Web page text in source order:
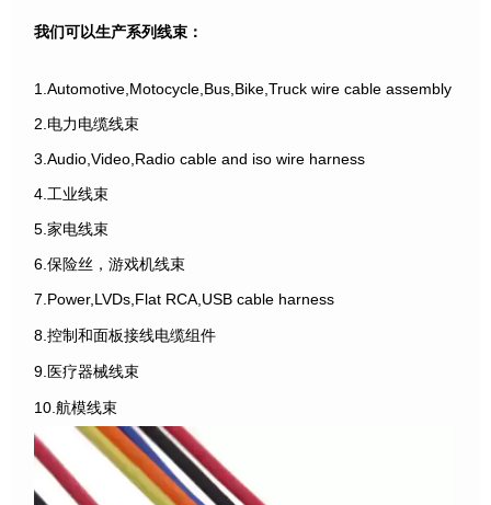
我们可以生产系列线束：
1.Automotive,Motocycle,Bus,Bike,Truck wire cable assembly
2.电力电缆线束
3.Audio,Video,Radio cable and iso wire harness
4.工业线束
5.家电线束
6.保险丝，游戏机线束
7.Power,LVDs,Flat RCA,USB cable harness
8.控制和面板接线电缆组件
9.医疗器械线束
10.航模线束